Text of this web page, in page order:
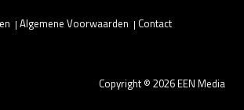
Copyright © 2026 EEN Media
Algemene Voorwaarden Contact